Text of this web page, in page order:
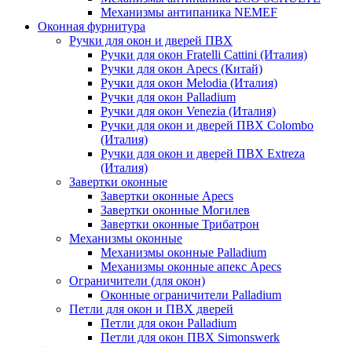
Механизмы антипаника NEMEF
Оконная фурнитура
Ручки для окон и дверей ПВХ
Ручки для окон Fratelli Cattini (Италия)
Ручки для окон Apecs (Китай)
Ручки для окон Melodia (Италия)
Ручки для окон Palladium
Ручки для окон Venezia (Италия)
Ручки для окон и дверей ПВХ Colombo
(Италия)
Ручки для окон и дверей ПВХ Extreza
(Италия)
Завертки оконные
Завертки оконные Apecs
Завертки оконные Могилев
Завертки оконные Трибатрон
Механизмы оконные
Механизмы оконные Palladium
Механизмы оконные апекс Apecs
Ограничители (для окон)
Оконные ограничители Palladium
Петли для окон и ПВХ дверей
Петли для окон Palladium
Петли для окон ПВХ Simonswerk